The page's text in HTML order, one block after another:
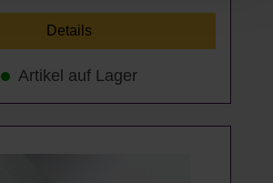
Details
Artikel auf Lager